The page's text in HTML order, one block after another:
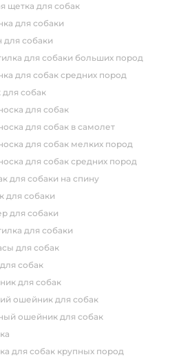
щетка для собак
для собаки
для собаки
для собаки больших пород
для собак средних пород
для собак
для собак
для собак в самолет
для собак мелких пород
для собак средних пород
для собаки на спину
для собаки
для собаки
для собаки
для собак
для собак
для собак
ошейник для собак
ошейник для собак
для собак крупных пород